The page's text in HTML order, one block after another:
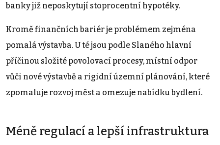
banky již neposkytují stoprocentní hypotéky.
Kromě finančních bariér je problémem zejména
pomalá výstavba. U té jsou podle Slaného hlavní
příčinou složité povolovací procesy, místní odpor
vůči nové výstavbě a rigidní územní plánování, které
zpomaluje rozvoj měst a omezuje nabídku bydlení.
Méně regulací a lepší infrastruktura